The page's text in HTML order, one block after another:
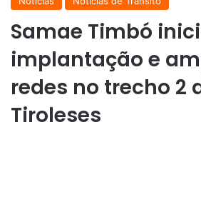
Samae Timbó
implantação e
redes no trecho 2
Tiroleses